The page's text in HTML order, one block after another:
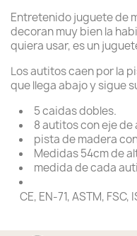
Entretenido juguete de
decoran muy bien la
quiera usar, es un
Los autitos caen por la
que llega abajo y sigue
5 caidas dobles.
8 autitos con eje
pista de madera
Medidas 54cm de
medida de cada
CE, EN-71, ASTM, FSC,